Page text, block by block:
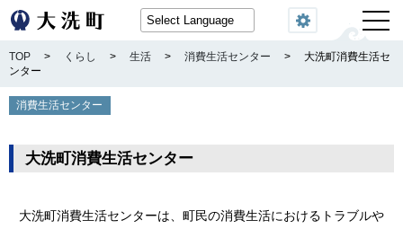
閲覧機能
TOP > くらし > 生活 > 消費生活センター >
大洗町消費生活セ
ンター
消費生活センター
大洗町消費生活センター
大洗町消費生活センターは、町民の消費生活におけるトラブルや